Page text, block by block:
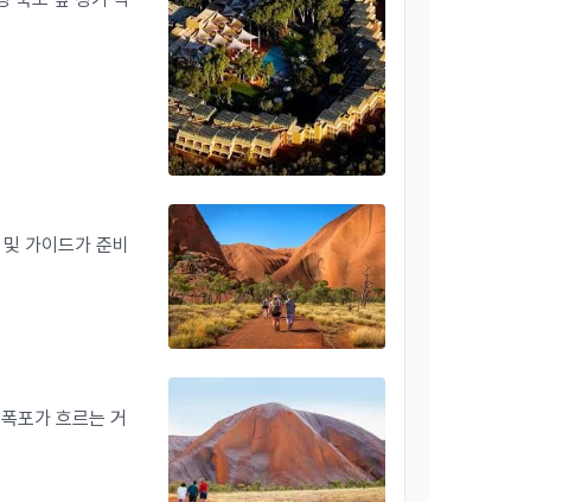
결을 발걸음마다 느끼고 고대 문화와 진정으로 교감할
장한 감동이 고객님을 기다립니다. ❤️
가이드가 준비
포가 흐르는 거